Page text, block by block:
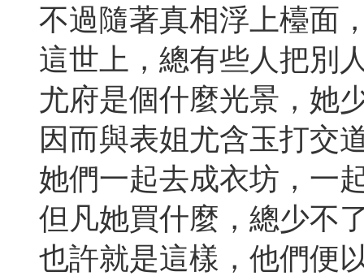
不過隨著真相浮上檯面
這世上，總有些人把別
尤府是個什麼光景，她
因而與表姐尤含玉打交
她們一起去成衣坊，一
但凡她買什麼，總少不
也許就是這樣，他們便